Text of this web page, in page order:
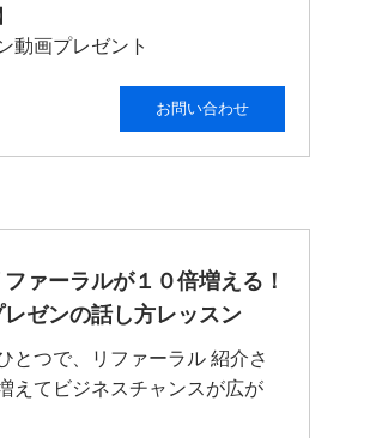
動画プレゼント
お問い合わせ
ァーラルが１０倍増える！
レゼンの話し方レッスン
とつで、リファーラル 紹介さ
えてビジネスチャンスが広が